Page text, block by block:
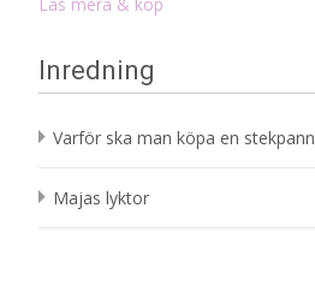
Inredning
Varför ska man köpa en
Majas lyktor